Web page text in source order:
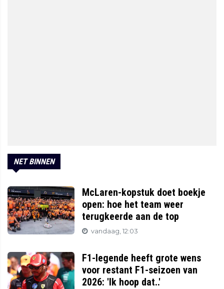
NET BINNEN
McLaren-kopstuk doet boekje
open: hoe het team weer
terugkeerde aan de top
vandaag, 12:03
F1-legende heeft grote wens
voor restant F1-seizoen van
2026: 'Ik hoop dat..'